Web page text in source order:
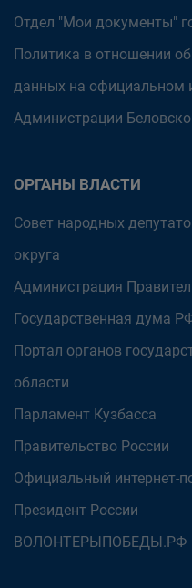
Отдел "Мои документы"
Политика в отношении
данных на официальном
Администрации
ОРГАНЫ ВЛАСТИ
Совет народных
округа
Администрация
Государственная дума
Портал органов
области
Парламент Кузбасса
Правительство России
Официальный интернет-
Президент России
ВОЛОНТЕРЫПОБЕДЫ.РФ